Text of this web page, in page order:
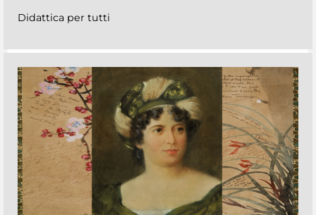
Didattica per tutti